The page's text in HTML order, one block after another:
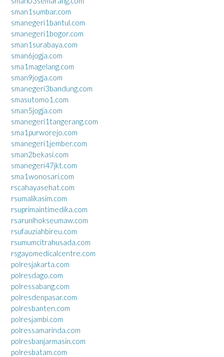
sman1sumbar.com
smanegeri1bantul.com
smanegeri1bogor.com
sman1surabaya.com
sman6jogja.com
sma1magelang.com
sman9jogja.com
smanegeri3bandung.com
smasutomo1.com
sman5jogja.com
smanegeri1tangerang.com
sma1purworejo.com
smanegeri1jember.com
sman2bekasi.com
smanegeri47jkt.com
sma1wonosari.com
rscahayasehat.com
rsumalikasim.com
rsuprimaintimedika.com
rsarunlhokseumaw.com
rsufauziahbireu.com
rsumumcitrahusada.com
rsgayomedicalcentre.com
polresjakarta.com
polresdago.com
polressabang.com
polresdenpasar.com
polresbanten.com
polresjambi.com
polressamarinda.com
polresbanjarmasin.com
polresbatam.com